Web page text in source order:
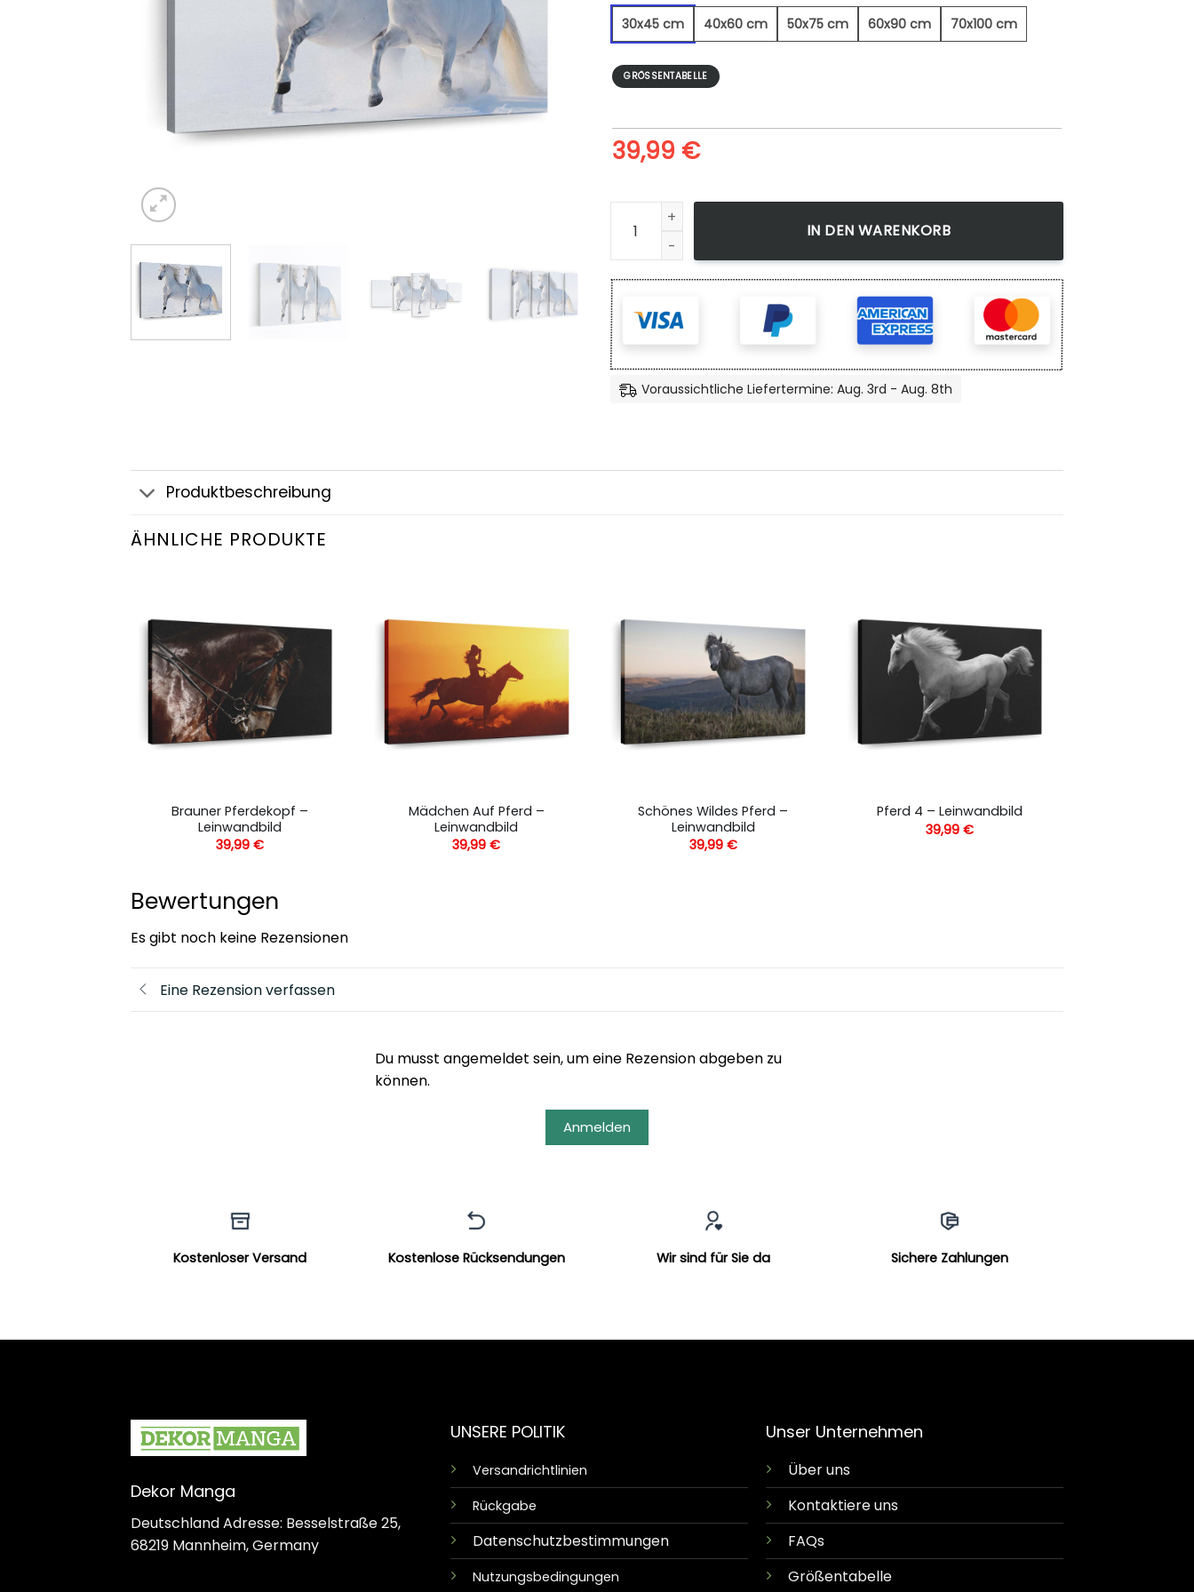
30x45 cm
40x60 cm 50x75 cm 60x90 cm 70x100 cm
GRÖSSENTABELLE
39,99 €
2 Pferde - Leinwandbild Menge
IN DEN WARENKORB
Voraussichtliche Liefertermine: Aug. 3rd - Aug. 8th
Produktbeschreibung
ÄHNLICHE PRODUKTE
Brauner Pferdekopf –
Leinwandbild
39,99€
Mädchen Auf Pferd –
Leinwandbild
39,99€
Schönes Wildes Pferd –
Leinwandbild
39,99 €
Pferd 4 – Leinwandbild
39,99 €
Bewertungen
Es gibt noch keine Rezensionen
Eine Rezension verfassen
Du musst angemeldet sein, um eine Rezension abgeben zu
können.
Anmelden
Kostenloser Versand Kostenlose Rücksendungen Wir sind für Sie da Sichere Zahlungen
Dekor Manga
Deutschland Adresse: Besselstraße 25,
68219 Mannheim, Germany
UNSERE POLITIK
Versandrichtlinien
Rückgabe
Datenschutzbestimmungen
Nutzungsbedingungen
Unser Unternehmen
Über uns
Kontaktiere uns
FAQs
Größentabelle